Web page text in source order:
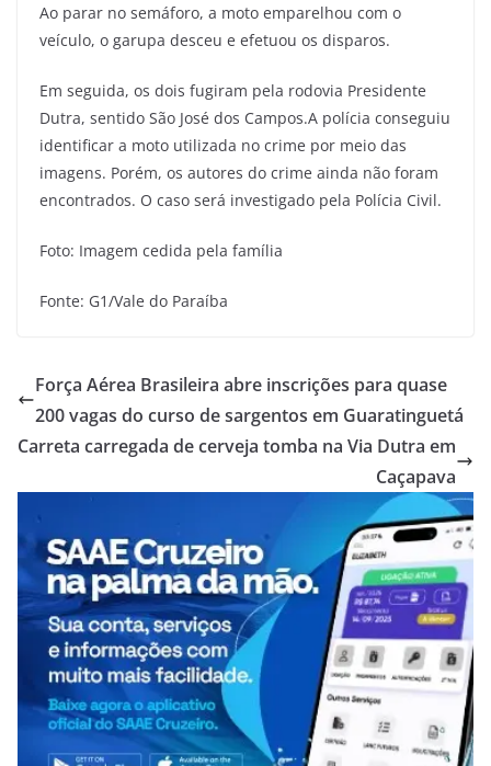
Ao parar no semáforo, a moto emparelhou com o
veículo, o garupa desceu e efetuou os disparos.
Em seguida, os dois fugiram pela rodovia Presidente
Dutra, sentido São José dos Campos.A polícia conseguiu
identificar a moto utilizada no crime por meio das
imagens. Porém, os autores do crime ainda não foram
encontrados. O caso será investigado pela Polícia Civil.
Foto: Imagem cedida pela família
Fonte: G1/Vale do Paraíba
Força Aérea Brasileira abre inscrições para quase
200 vagas do curso de sargentos em Guaratinguetá
Carreta carregada de cerveja tomba na Via Dutra em
Caçapava